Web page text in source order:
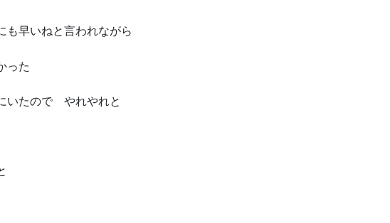
も早いねと言われながら
った
いたので やれやれと